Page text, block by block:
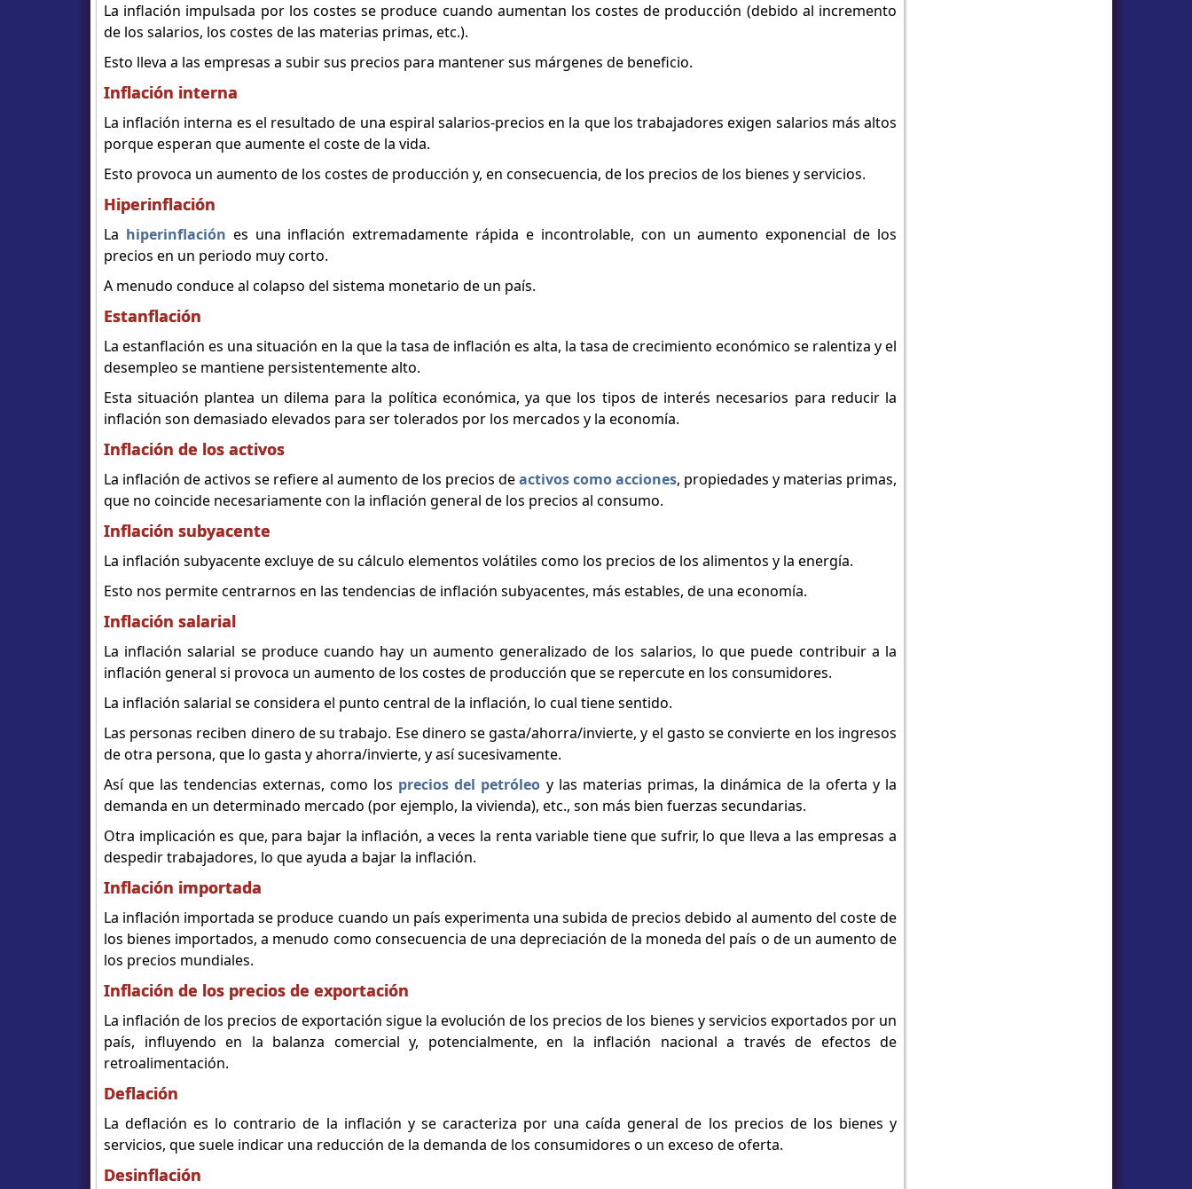
La inflación impulsada por los costes se produce cuando aumentan los costes de producción (debido al incremento
de los salarios, los costes de las materias primas, etc.).
Esto lleva a las empresas a subir sus precios para mantener sus márgenes de beneficio.
Inflación interna
La inflación interna es el resultado de una espiral salarios-precios en la que los trabajadores exigen salarios más altos
porque esperan que aumente el coste de la vida.
Esto provoca un aumento de los costes de producción y, en consecuencia, de los precios de los bienes y servicios.
Hiperinflación
La hiperinflación es una inflación extremadamente rápida e incontrolable, con un aumento exponencial de los
precios en un periodo muy corto.
A menudo conduce al colapso del sistema monetario de un país.
Estanflación
La estanflación es una situación en la que la tasa de inflación es alta, la tasa de crecimiento económico se ralentiza y el
desempleo se mantiene persistentemente alto.
Esta situación plantea un dilema para la política económica, ya que los tipos de interés necesarios para reducir la
inflación son demasiado elevados para ser tolerados por los mercados y la economía.
Inflación de los activos
La inflación de activos se refiere al aumento de los precios deactivos como acciones, propiedades y materias primas,
que no coincide necesariamente con la inflación general de los precios al consumo.
Inflación subyacente
La inflación subyacente excluye de su cálculo elementos volátiles como los precios de los alimentos y la energía.
Esto nos permite centrarnos en las tendencias de inflación subyacentes, más estables, de una economía.
Inflación salarial
La inflación salarial se produce cuando hay un aumento generalizado de los salarios, lo que puede contribuir a la
inflación general si provoca un aumento de los costes de producción que se repercute en los consumidores.
La inflación salarial se considera el punto central de la inflación, lo cual tiene sentido.
Las personas reciben dinero de su trabajo. Ese dinero se gasta/ahorra/invierte, y el gasto se convierte en los ingresos
de otra persona, que lo gasta y ahorra/invierte, y así sucesivamente.
Así que las tendencias externas, como los precios del petróleo y las materias primas, la dinámica de la oferta y la
demanda en un determinado mercado (por ejemplo, la vivienda), etc., son más bien fuerzas secundarias.
Otra implicación es que, para bajar la inflación, a veces la renta variable tiene que sufrir, lo que lleva a las empresas a
despedir trabajadores, lo que ayuda a bajar la inflación.
Inflación importada
La inflación importada se produce cuando un país experimenta una subida de precios debido al aumento del coste de
los bienes importados, a menudo como consecuencia de una depreciación de la moneda del país o de un aumento de
los precios mundiales.
Inflación de los precios de exportación
La inflación de los precios de exportación sigue la evolución de los precios de los bienes y servicios exportados por un
país, influyendo en la balanza comercial y, potencialmente, en la inflación nacional a través de efectos de
retroalimentación.
Deflación
La deflación es lo contrario de la inflación y se caracteriza por una caída general de los precios de los bienes y
servicios, que suele indicar una reducción de la demanda de los consumidores o un exceso de oferta.
Desinflación